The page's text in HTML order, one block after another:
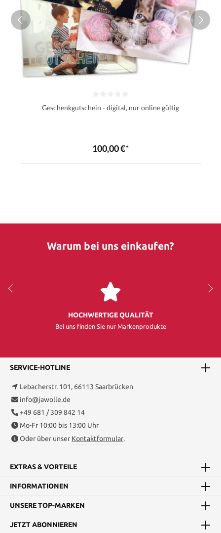
Geschenkgutschein - digital, nur online gültig
100,00 €*
Warum bei uns einkaufen?
HOCHWERTIGE QUALITÄT
Bei uns finden Sie nur Markenprodukte
SERVICE-HOTLINE
Lebacherstr. 101, 66113 Saarbrücken
info@jawolle.de
+49 681 / 309 842 14
Mo-Fr 10:00 bis 13:00 Uhr
Oder über unser Kontaktformular.
EXTRAS & VORTEILE
INFORMATIONEN
UNSERE TOP-MARKEN
JETZT ABONNIEREN